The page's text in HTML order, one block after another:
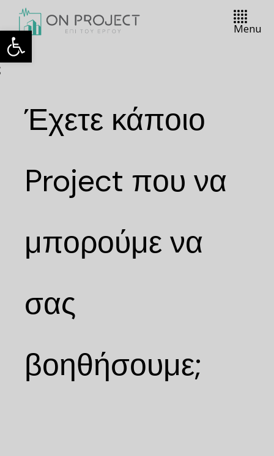
Menu
Έχετε κάποιο
Project που να
μπορούμε να
σας
βοηθήσουμε;